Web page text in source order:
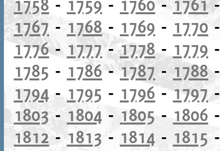
1767- 1768 - 1769 - 1770
1776- 1777-1778- 1779
1785 - 1786-1787-1788
1794 - 1795 - 1796-1797
1803- 1804 - 1805 - 1806
1812-1813 - 1814 - 1815